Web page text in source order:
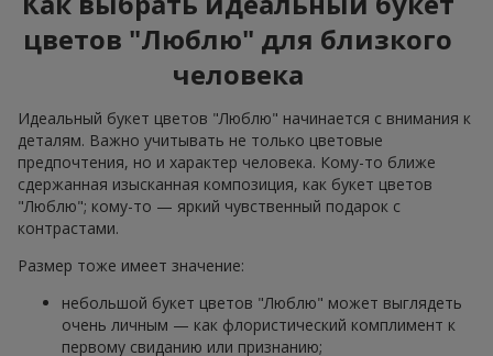
цветов "Люблю" для близкого
человека
Идеальный букет цветов "Люблю" начинается с внимания к
деталям. Важно учитывать не только цветовые
предпочтения, но и характер человека. Кому-то ближе
сдержанная изысканная композиция, как букет цветов
"Люблю"; кому-то — яркий чувственный подарок с
контрастами.
Размер тоже имеет значение:
небольшой букет цветов "Люблю" может выглядеть
очень личным — как флористический комплимент к
первому свиданию или признанию;